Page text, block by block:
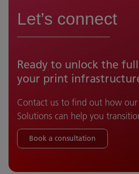
Let’s connect
Ready to unlock the
your print
Contact us to find out how
Solutions can help you
Book a consultation